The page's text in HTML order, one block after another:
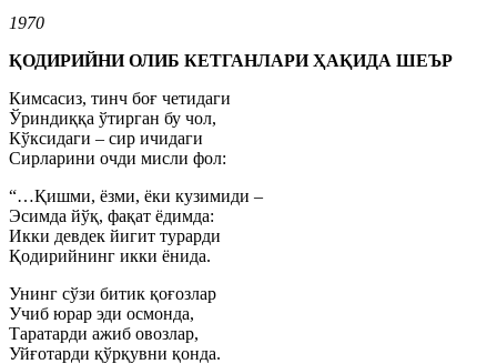
1970
ҚОДИРИЙНИ ОЛИБ КЕТГАНЛАРИ ҲАҚИДА ШЕЪР
Кимсасиз, тинч боғ четидаги
Ўриндиққа ўтирган бу чол,
Кўксидаги – сир ичидаги
Сирларини очди мисли фол:
“…Қишми, ёзми, ёки кузимиди –
Эсимда йўқ, фақат ёдимда:
Икки девдек йигит турарди
Қодирийнинг икки ёнида.
Унинг сўзи битик қоғозлар
Учиб юрар эди осмонда,
Таратарди ажиб овозлар,
Уйғотарди қўрқувни қонда.